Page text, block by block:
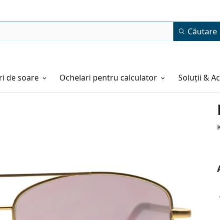
Căutare
de soare Ochelari pentru calculator Soluții &